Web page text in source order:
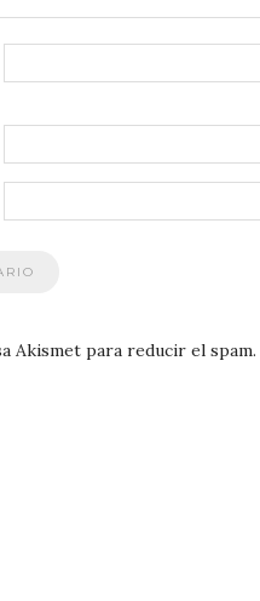
Akismet para reducir el spam.